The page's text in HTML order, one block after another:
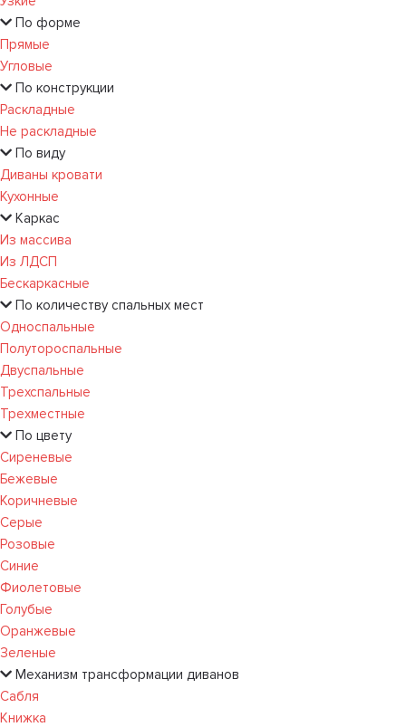
По форме
Прямые
Угловые
По конструкции
Раскладные
Не раскладные
По виду
Диваны кровати
Кухонные
Каркас
Из массива
Из ЛДСП
Бескаркасные
По количеству спальных мест
Односпальные
Полутороспальные
Двуспальные
Трехспальные
Трехместные
По цвету
Сиреневые
Бежевые
Коричневые
Серые
Розовые
Синие
Фиолетовые
Голубые
Оранжевые
Зеленые
Механизм трансформации диванов
Сабля
Книжка